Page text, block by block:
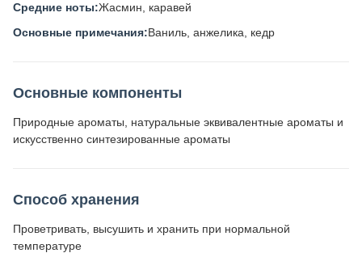
Средние ноты:Жасмин, каравей
Основные примечания:Ваниль, анжелика, кедр
Основные компоненты
Природные ароматы, натуральные эквивалентные ароматы и
искусственно синтезированные ароматы
Способ хранения
Проветривать, высушить и хранить при нормальной
температуре